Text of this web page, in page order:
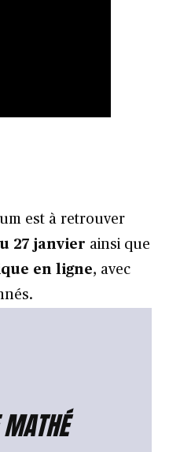
est à retrouver
27 janvier ainsi que
en ligne, avec